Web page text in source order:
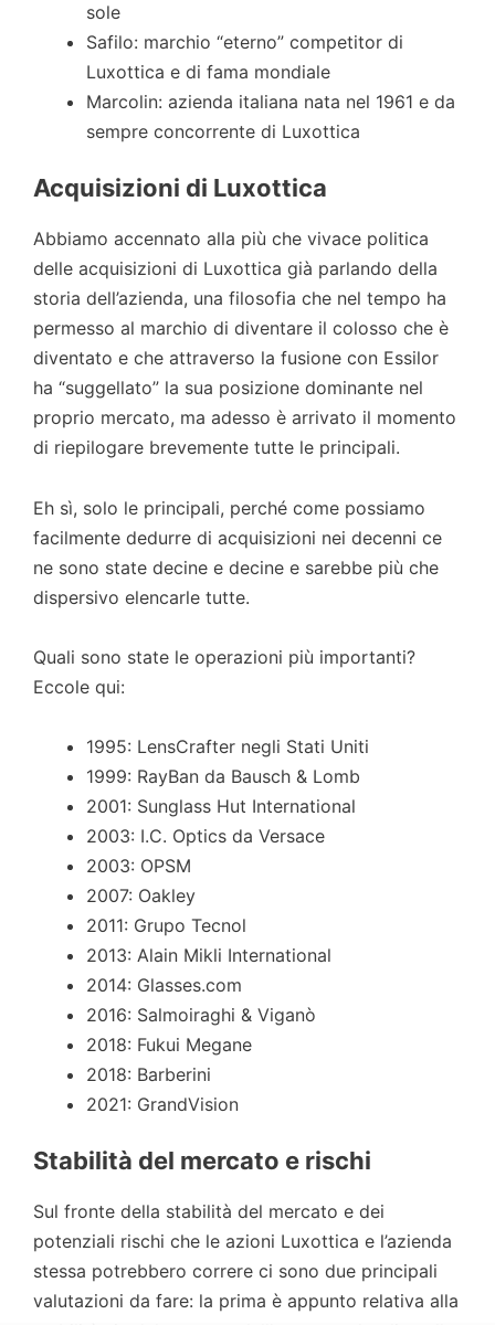
sole
Safilo: marchio “eterno” competitor di
Luxottica e di fama mondiale
Marcolin: azienda italiana nata nel 1961 e da
sempre concorrente di Luxottica
Acquisizioni di Luxottica
Abbiamo accennato alla più che vivace politica
delle acquisizioni di Luxottica già parlando della
storia dell’azienda, una filosofia che nel tempo ha
permesso al marchio di diventare il colosso che è
diventato e che attraverso la fusione con Essilor
ha “suggellato” la sua posizione dominante nel
proprio mercato, ma adesso è arrivato il momento
di riepilogare brevemente tutte le principali.
Eh sì, solo le principali, perché come possiamo
facilmente dedurre di acquisizioni nei decenni ce
ne sono state decine e decine e sarebbe più che
dispersivo elencarle tutte.
Quali sono state le operazioni più importanti?
Eccole qui:
1995: LensCrafter negli Stati Uniti
1999: RayBan da Bausch & Lomb
2001: Sunglass Hut International
2003: I.C. Optics da Versace
2003: OPSM
2007: Oakley
2011: Grupo Tecnol
2013: Alain Mikli International
2014: Glasses.com
2016: Salmoiraghi & Viganò
2018: Fukui Megane
2018: Barberini
2021: GrandVision
Stabilità del mercato e rischi
Sul fronte della stabilità del mercato e dei
potenziali rischi che le azioni Luxottica e l’azienda
stessa potrebbero correre ci sono due principali
valutazioni da fare: la prima è appunto relativa alla